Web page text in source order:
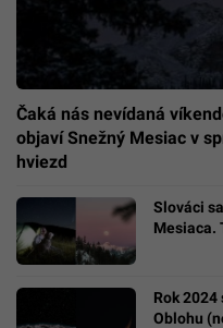
Čaká nás nevídaná
objaví Snežný Mesiac v
hviezd
Slováci
Mesiaca.
Rok
Oblohu